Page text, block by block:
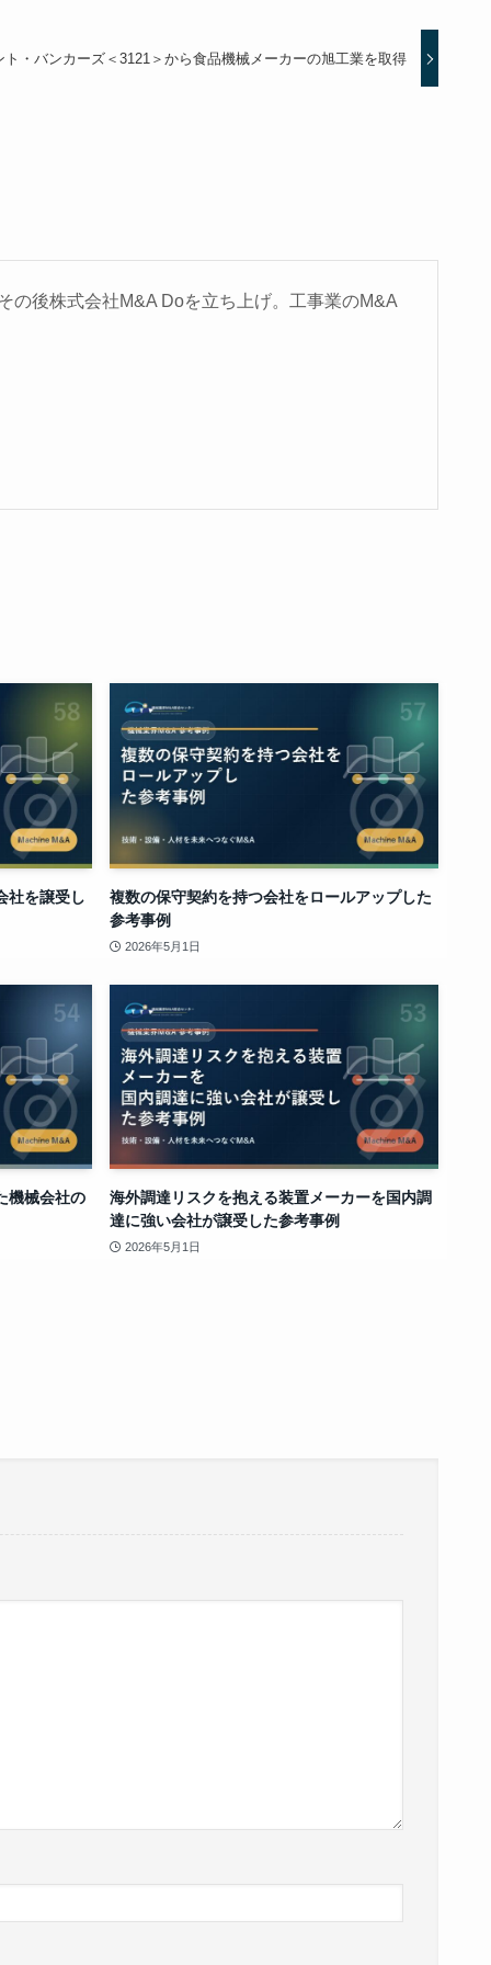
・バンカーズ＜3121＞から食品機械メーカーの旭工業を取得
の後株式会社M&A Doを立ち上げ。工事業のM&A
社を譲受し
複数の保守契約を持つ会社をロールアップした
参考事例
2026年5月1日
機械会社の
海外調達リスクを抱える装置メーカーを国内調
達に強い会社が譲受した参考事例
2026年5月1日